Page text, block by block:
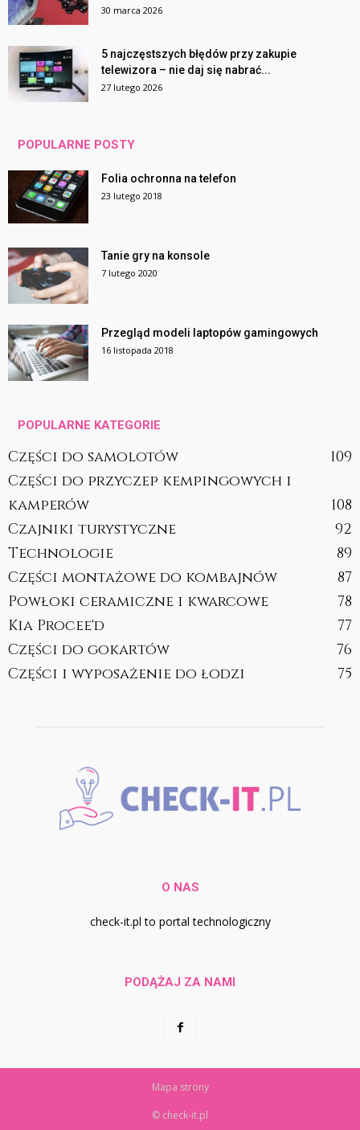
30 marca 2026
5 najczęstszych błędów przy zakupie
telewizora – nie daj się nabrać...
27 lutego 2026
POPULARNE POSTY
Folia ochronna na telefon
23 lutego 2018
Tanie gry na konsole
7 lutego 2020
Przegląd modeli laptopów gamingowych
16 listopada 2018
POPULARNE KATEGORIE
Części do samolotów
109
Części do przyczep kempingowych i
kamperów
108
Czajniki turystyczne
92
Technologie
89
Części montażowe do kombajnów
87
Powłoki ceramiczne i kwarcowe
78
Kia Procee'd
77
Części do gokartów
76
Części i wyposażenie do łodzi
75
O NAS
check-it.pl to portal technologiczny
PODĄŻAJ ZA NAMI
Mapa strony
© check-it.pl